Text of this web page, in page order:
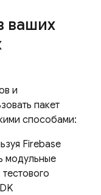
ваших
и
пакет
способами:
Firebase
модульные